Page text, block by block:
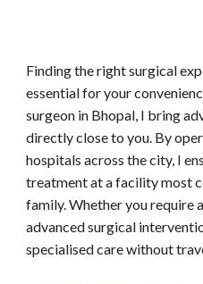
Finding the right surgical
essential for your
surgeon in Bhopal, I bring
directly close to you. By
hospitals across the city, I
treatment at a facility most
family. Whether you require
advancedsurgical
specialised care without